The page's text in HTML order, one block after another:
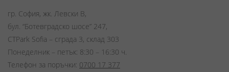
гр. София, жк. Левски В,
бул. “Ботевградско шосе” 247,
CTPark Sofia – сграда 3, склад 303
Понеделник – петък: 8:30 – 16:30 ч.
Телефон за поръчки: 0700 17 377